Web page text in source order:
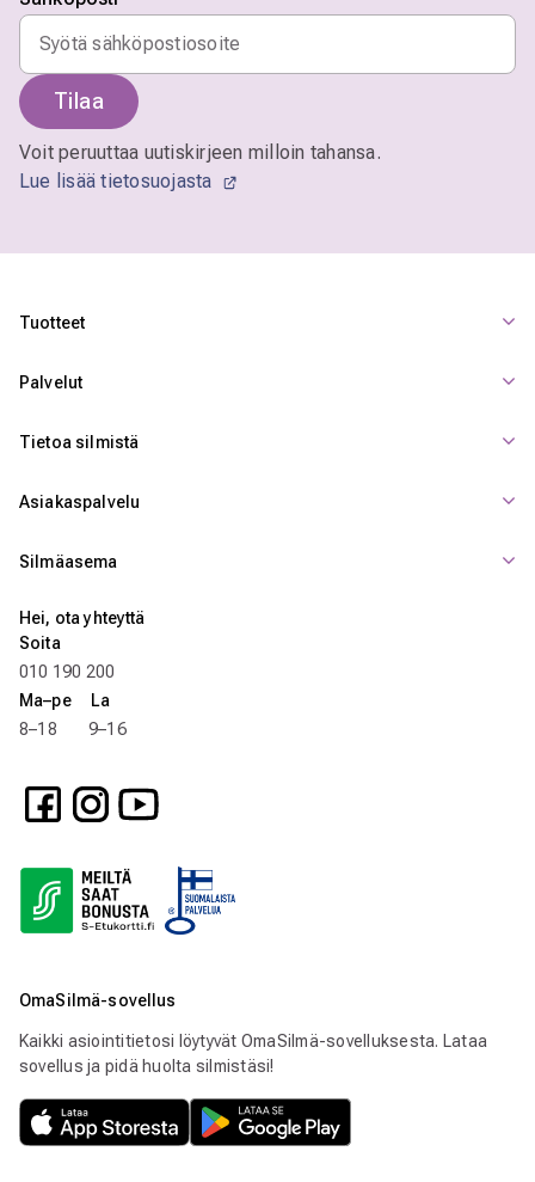
Tilaa
Voit peruuttaa uutiskirjeen milloin tahansa.
Lue lisää tietosuojasta
Tuotteet
Palvelut
Tietoa silmistä
Asiakaspalvelu
Silmäasema
Hei, ota yhteyttä
Soita
010 190 200
Ma–pe La
8–18 9–16
OmaSilmä-sovellus
Kaikki asiointitietosi löytyvät OmaSilmä-sovelluksesta. Lataa
sovellus ja pidä huolta silmistäsi!